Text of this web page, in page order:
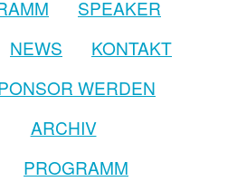
SPEAKER
NEWS
KONTAKT
WERDEN
ARCHIV
PROGRAMM